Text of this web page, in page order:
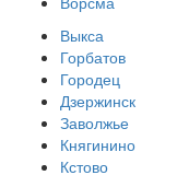
Выкса
Горбатов
Городец
Дзержинск
Заволжье
Княгинино
Кстово